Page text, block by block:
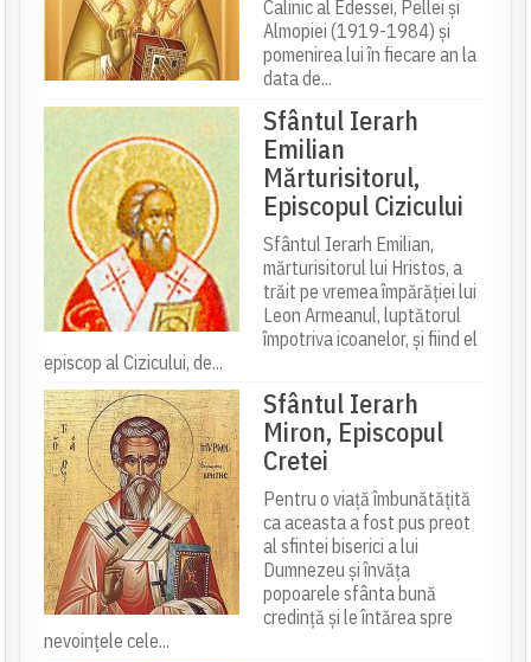
Calinic al Edessei, Pellei și
Almopiei (1919-1984) și
pomenirea lui în fiecare an la
data de...
Sfântul Ierarh
Emilian
Mărturisitorul,
Episcopul Cizicului
Sfântul Ierarh Emilian,
mărturisitorul lui Hristos, a
trăit pe vremea împărăției lui
Leon Armeanul, luptătorul
împotriva icoanelor, și fiind el
episcop al Cizicului, de...
Sfântul Ierarh
Miron, Episcopul
Cretei
Pentru o viață îmbunătățită
ca aceasta a fost pus preot
al sfintei biserici a lui
Dumnezeu și învăța
popoarele sfânta bună
credință și le întărea spre
nevoințele cele...